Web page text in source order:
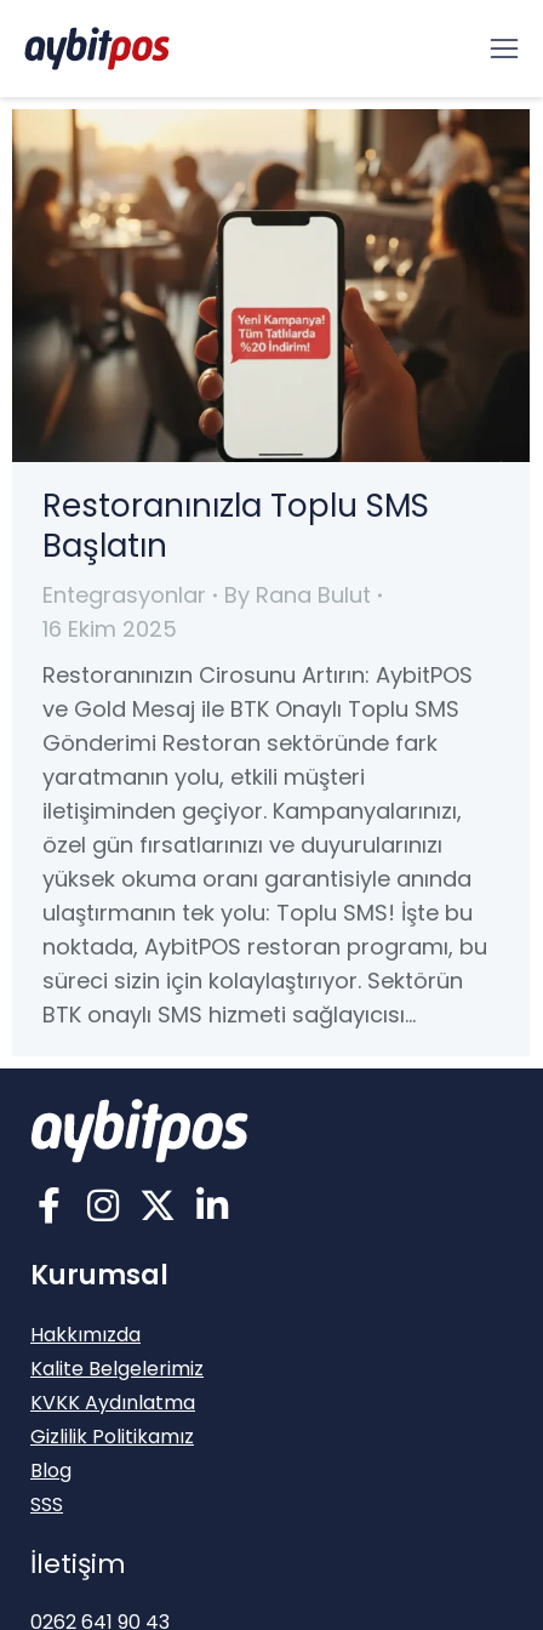
Restoranınızla Toplu SMS
Başlatın
Entegrasyonlar By Rana Bulut
16 Ekim 2025
Restoranınızın Cirosunu Artırın: AybitPOS
ve Gold Mesaj ile BTK Onaylı Toplu SMS
Gönderimi Restoran sektöründe fark
yaratmanın yolu, etkili müşteri
iletişiminden geçiyor. Kampanyalarınızı,
özel gün fırsatlarınızı ve duyurularınızı
yüksek okuma oranı garantisiyle anında
ulaştırmanın tek yolu: Toplu SMS! İşte bu
noktada, AybitPOS restoran programı, bu
süreci sizin için kolaylaştırıyor. Sektörün
BTK onaylı SMS hizmeti sağlayıcısı…
Kurumsal
Hakkımızda
Kalite Belgelerimiz
KVKK Aydınlatma
Gizlilik Politikamız
Blog
SSS
İletişim
0262 641 90 43